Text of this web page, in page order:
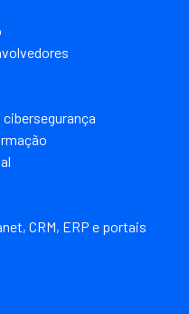
CRM, ERP e portais